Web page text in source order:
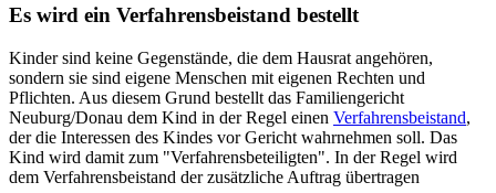
Es wird ein Verfahrensbeistand bestellt
Kinder sind keine Gegenstände, die dem Hausrat angehören,
sondern sie sind eigene Menschen mit eigenen Rechten und
Pflichten. Aus diesem Grund bestellt das Familiengericht
Neuburg/Donau dem Kind in der Regel einen Verfahrensbeistand,
der die Interessen des Kindes vor Gericht wahrnehmen soll. Das
Kind wird damit zum "Verfahrensbeteiligten". In der Regel wird
dem Verfahrensbeistand der zusätzliche Auftrag übertragen